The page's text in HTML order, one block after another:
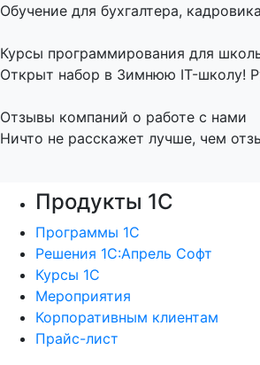
Обучение для бухгалтера,
Курсы программирования для
Открыт набор в Зимнюю IT-школу!
Отзывы компаний о работе с нами
Ничто не расскажет лучше, чем
Продукты 1С
Программы 1С
Решения 1С:Апрель Софт
Курсы 1С
Мероприятия
Корпоративным клиентам
Прайс-лист